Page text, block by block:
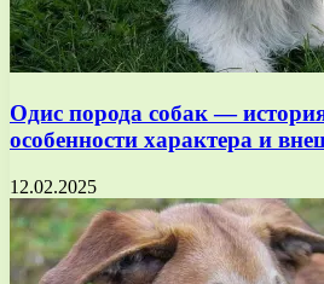
Одис порода собак —
особенности характера и
12.02.2025